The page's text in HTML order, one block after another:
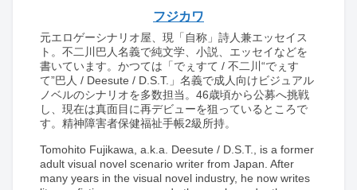
フジカワ
元エロゲーシナリオ屋、現「自称」詩人兼エッセイス
ト。不二川巴人名義で純文学、小説、エッセイなどを
書いています。かつては「でぇすて / 不二川“でぇす
て”巴人 / Deesute / D.S.T.」名義で成人向けビジュアル
ノベルのシナリオを多数担当。46歳頃から公募へ挑戦
し、現在は真面目に再デビューを狙っているところで
す。精神障害者保健福祉手帳2級所持。
Tomohito Fujikawa, a.k.a. Deesute / D.S.T., is a former
adult visual novel scenario writer from Japan. After
many years in the visual novel industry, he now writes